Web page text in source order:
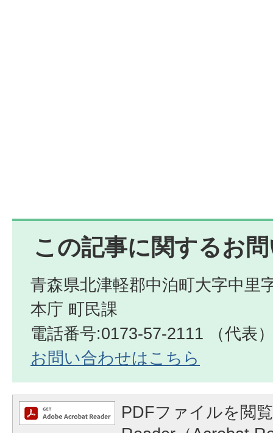
この記事に関するお
青森県北津軽郡中泊町大字中里
本庁 町民課
電話番号:0173-57-2111 （代表
お問い合わせはこちら
PDFファイルを閲